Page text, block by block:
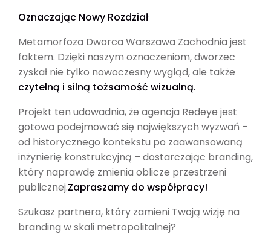
Oznaczając Nowy Rozdział
Metamorfoza Dworca Warszawa Zachodnia jest
faktem. Dzięki naszym oznaczeniom, dworzec
zyskał nie tylko nowoczesny wygląd, ale także
czytelną i silną tożsamość wizualną.
Projekt ten udowadnia, że agencja Redeye jest
gotowa podejmować się największych wyzwań –
od historycznego kontekstu po zaawansowaną
inżynierię konstrukcyjną – dostarczając branding,
który naprawdę zmienia oblicze przestrzeni
publicznej.Zapraszamy do współpracy!
Szukasz partnera, który zamieni Twoją wizję na
branding w skali metropolitalnej?